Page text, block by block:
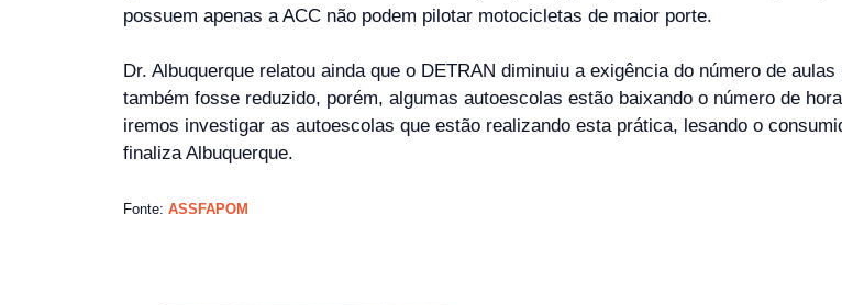
possuem apenas a ACC não podem pilotar motocicletas de maior porte.
Dr. Albuquerque relatou ainda que o DETRAN diminuiu a exigência do número de
também fosse reduzido, porém, algumas autoescolas estão baixando o número de
iremos investigar as autoescolas que estão realizando esta prática, lesando o
finaliza Albuquerque.
Fonte: ASSFAPOM